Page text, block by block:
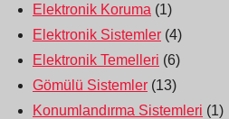
Elektronik Koruma (1)
Elektronik Sistemler (4)
Elektronik Temelleri (6)
Gömülü Sistemler (13)
Konumlandırma Sistemleri (1)